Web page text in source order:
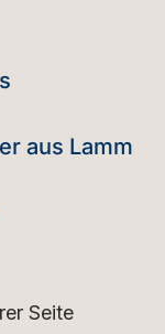
aus Lamm
Seite